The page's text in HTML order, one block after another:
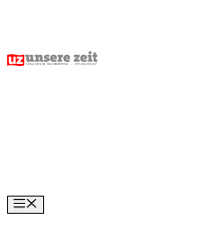
content
Menu